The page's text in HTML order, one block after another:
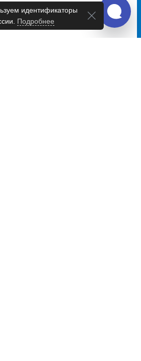
идентификаторы
Подробнее